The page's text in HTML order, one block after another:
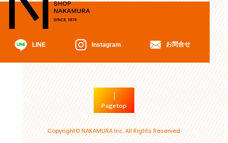
LINE Instagram お問合せ
Pagetop
Copyright© NAKAMURA Inc. All Rights Reserved.